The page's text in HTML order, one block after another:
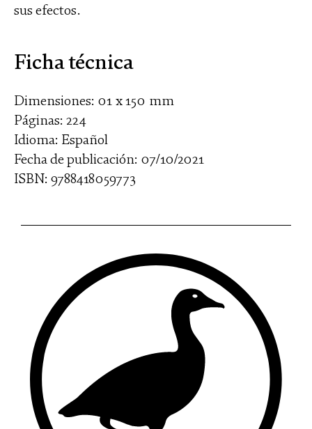
sus efectos.
Ficha técnica
Dimensiones: 01 x 150 mm
Páginas: 224
Idioma: Español
Fecha de publicación: 07/10/2021
ISBN: 9788418059773